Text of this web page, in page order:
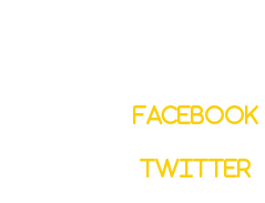
Facebook
Twitter